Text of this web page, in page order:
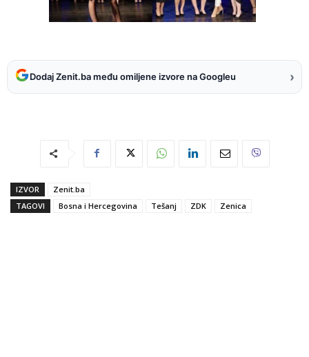
Dodaj Zenit.ba među omiljene izvore na Googleu ›
IZVOR
Zenit.ba
TAGOVI
Bosna i Hercegovina Tešanj ZDK Zenica